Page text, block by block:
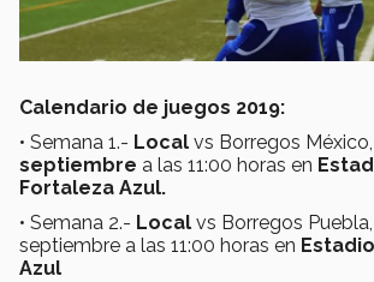
Calendario de juegos 2019:
• Semana 1.- Local vs Borregos México,
septiembre a las 11:00 horas en
Fortaleza Azul.
• Semana 2.- Local vs Borregos
septiembre a las 11:00 horas en
Azul